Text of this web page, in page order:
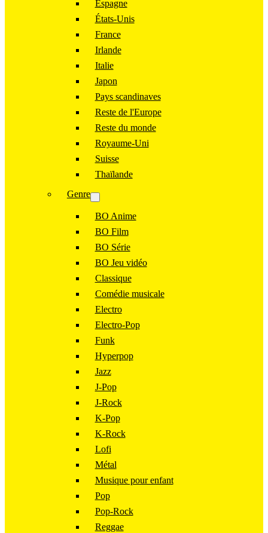
Espagne
États-Unis
France
Irlande
Italie
Japon
Pays scandinaves
Reste de l'Europe
Reste du monde
Royaume-Uni
Suisse
Thaïlande
Genre
BO Anime
BO Film
BO Série
BO Jeu vidéo
Classique
Comédie musicale
Electro
Electro-Pop
Funk
Hyperpop
Jazz
J-Pop
J-Rock
K-Pop
K-Rock
Lofi
Métal
Musique pour enfant
Pop
Pop-Rock
Reggae